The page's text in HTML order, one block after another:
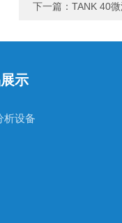
下一篇： TANK 40
示
析设备